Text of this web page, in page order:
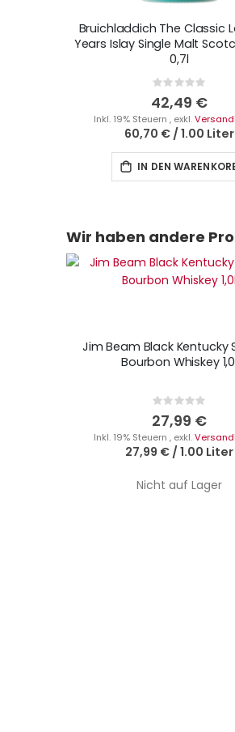
Bruichladdich The Classic
Years Islay Single Malt
0,7l
Rating:
0%
42,49 €
Inkl. 19% Steuern , exkl.
60,70 € /1.00 Liter
IN DEN
Wir haben andere
Jim Beam Black Kentucky
Bourbon Whiskey
Rating:
0%
27,99 €
Inkl. 19% Steuern , exkl.
27,99 € /1.00 Liter
Nicht auf Lager